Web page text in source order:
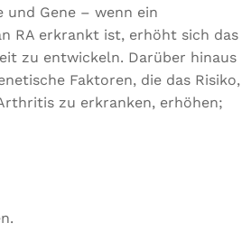
und Gene – wenn ein
RA erkrankt ist, erhöht sich das
zu entwickeln. Darüber hinaus
Faktoren, die das Risiko,
zu erkranken, erhöhen;
structure,
how the
website is
used.